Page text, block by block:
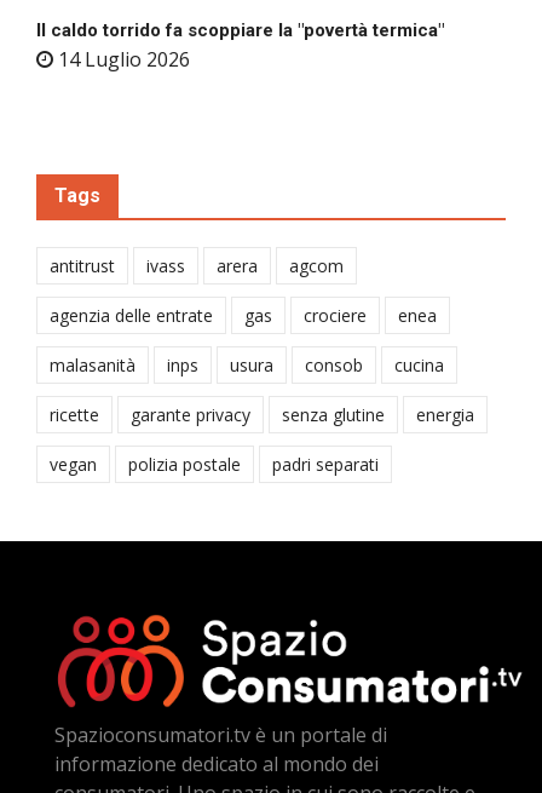
Il caldo torrido fa scoppiare la "povertà termica"
14 Luglio 2026
Tags
antitrust ivass arera agcom
agenzia delle entrate gas crociere enea
malasanità inps usura consob cucina
ricette garante privacy senza glutine energia
vegan polizia postale padri separati
Spazioconsumatori.tv è un portale di
informazione dedicato al mondo dei